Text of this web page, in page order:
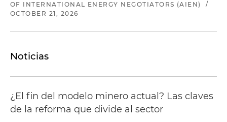
OF INTERNATIONAL ENERGY NEGOTIATORS (AIEN)
/
OCTOBER 21, 2026
Noticias
¿El fin del modelo minero actual? Las claves
de la reforma que divide al sector